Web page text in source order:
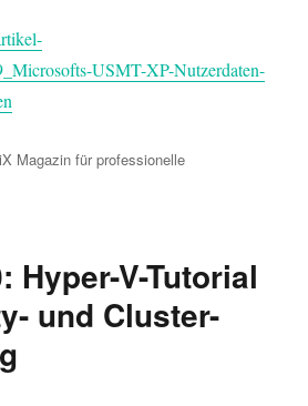
USMT-XP-Nutzerdaten-
Kategorien
iX Magazin für professionelle
Hyper-V-Tutorial
und Cluster-